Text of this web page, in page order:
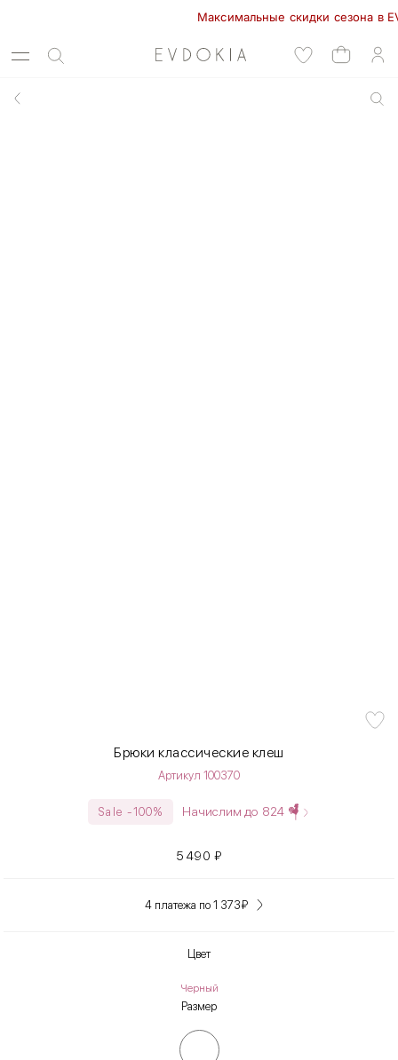
Максимальные скидки сезона в
Брюки классические клеш
Артикул 100370
Sale -100% Начислим до 824
5 490₽
4 платежа по 1 373₽
Цвет
Черный
Размер